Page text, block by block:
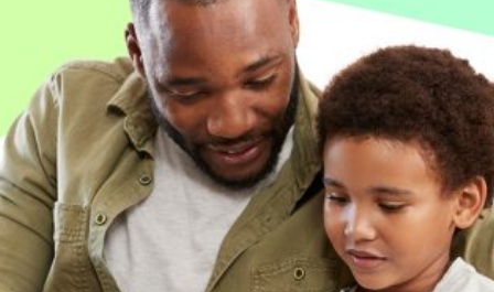
Healthy Minds and Bodies
Tough Topics
Courses and Webinars
Games and Storybooks
Our Work
About Us